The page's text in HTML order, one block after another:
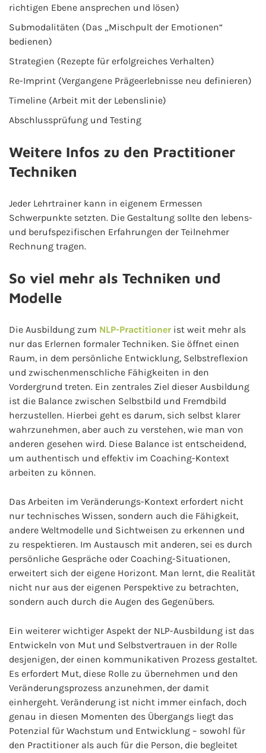
richtigen Ebene ansprechen und lösen)
Submodalitäten (Das „Mischpult der Emotionen“
bedienen)
Strategien (Rezepte für erfolgreiches Verhalten)
Re-Imprint (Vergangene Prägeerlebnisse neu definieren)
Timeline (Arbeit mit der Lebenslinie)
Abschlussprüfung und Testing
Weitere Infos zu den Practitioner
Techniken
Jeder Lehrtrainer kann in eigenem Ermessen
Schwerpunkte setzten. Die Gestaltung sollte den lebens-
und berufspezifischen Erfahrungen der Teilnehmer
Rechnung tragen.
So viel mehr als Techniken und
Modelle
Die Ausbildung zum NLP-Practitionerist weit mehr als
nur das Erlernen formaler Techniken. Sie öffnet einen
Raum, in dem persönliche Entwicklung, Selbstreflexion
und zwischenmenschliche Fähigkeiten in den
Vordergrund treten. Ein zentrales Ziel dieser Ausbildung
ist die Balance zwischen Selbstbild und Fremdbild
herzustellen. Hierbei geht es darum, sich selbst klarer
wahrzunehmen, aber auch zu verstehen, wie man von
anderen gesehen wird. Diese Balance ist entscheidend,
um authentisch und effektiv im Coaching-Kontext
arbeiten zu können.
Das Arbeiten im Veränderungs-Kontext erfordert nicht
nur technisches Wissen, sondern auch die Fähigkeit,
andere Weltmodelle und Sichtweisen zu erkennen und
zu respektieren. Im Austausch mit anderen, sei es durch
persönliche Gespräche oder Coaching-Situationen,
erweitert sich der eigene Horizont. Man lernt, die Realität
nicht nur aus der eigenen Perspektive zu betrachten,
sondern auch durch die Augen des Gegenübers.
Ein weiterer wichtiger Aspekt der NLP-Ausbildung ist das
Entwickeln von Mut und Selbstvertrauen in der Rolle
desjenigen, der einen kommunikativen Prozess gestaltet.
Es erfordert Mut, diese Rolle zu übernehmen und den
Veränderungsprozess anzunehmen, der damit
einhergeht. Veränderung ist nicht immer einfach, doch
genau in diesen Momenten des Übergangs liegt das
Potenzial für Wachstum und Entwicklung – sowohl für
den Practitioner als auch für die Person, die begleitet